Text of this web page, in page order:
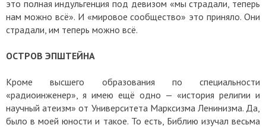
это полная индульгенция под девизом «мы страдали, теперь
нам можно всё». И «мировое сообщество» это приняло. Они
страдали, им теперь можно всё.
ОСТРОВ ЭПШТЕЙНА
Кроме высшего образования по специальности
«радиоинженер», я имею ещё одно — «история религии и
научный атеизм» от Университета Марксизма Ленинизма. Да,
было в моей юности и такое. То есть, Библию изучал весьма